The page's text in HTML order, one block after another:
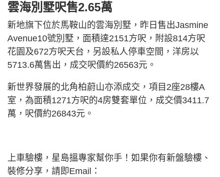
雲海別墅呎售2.65萬
新地旗下位於馬鞍山的雲海別墅，昨日售出Jasmine
Avenue10號別墅，面積達2151方呎，附設814方呎
花園及672方呎天台，另設私人停車空間，洋房以
5713.6萬售出，成交呎價約26563元。
新世界發展的北角柏蔚山亦添成交，項目2座28樓A
室，為面積1271方呎的4房雙套單位，成交價3411.7
萬，呎價約26843元。
上車驗樓，星島搵專家幫你手！如果你有新盤驗樓、
裝修分享，請即Email：